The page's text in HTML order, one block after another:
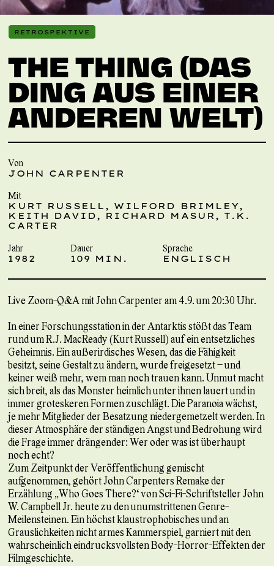
RETROSPEKTIVE
THE THING (DAS
DING AUS EINER
ANDEREN WELT)
Von
JOHN CARPENTER
Mit
KURT RUSSELL, WILFORD BRIMLEY,
KEITH DAVID, RICHARD MASUR, T.K.
CARTER
Jahr
1982
Dauer
109 MIN.
Sprache
ENGLISCH
Live Zoom-Q&A mit John Carpenter am 4.9. um 20:30 Uhr.
In einer Forschungsstation in der Antarktis stößt das Team
rund um R.J. MacReady (Kurt Russell) auf ein entsetzliches
Geheimnis. Ein außerirdisches Wesen, das die Fähigkeit
besitzt, seine Gestalt zu ändern, wurde freigesetzt – und
keiner weiß mehr, wem man noch trauen kann. Unmut macht
sich breit, als das Monster heimlich unter ihnen lauert und in
immer groteskeren Formen zuschlägt. Die Paranoia wächst,
je mehr Mitglieder der Besatzung niedergemetzelt werden. In
dieser Atmosphäre der ständigen Angst und Bedrohung wird
die Frage immer drängender: Wer oder was ist überhaupt
noch echt?
Zum Zeitpunkt der Veröffentlichung gemischt
aufgenommen, gehört John Carpenters Remake der
Erzählung „Who Goes There?“ von Sci-Fi-Schriftsteller John
W. Campbell Jr. heute zu den unumstrittenen Genre-
Meilensteinen. Ein höchst klaustrophobisches und an
Grauslichkeiten nicht armes Kammerspiel, garniert mit den
wahrscheinlich eindrucksvollsten Body-Horror-Effekten der
Filmgeschichte.